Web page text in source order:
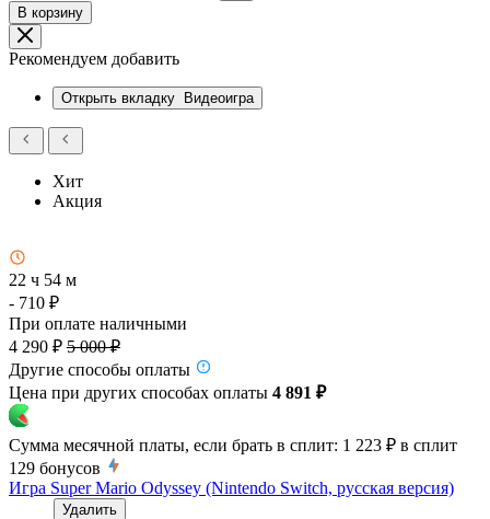
В корзину
Рекомендуем добавить
Открыть вкладку Видеоигра
Хит
Акция
22 ч 54 м
- 710 ₽
При оплате наличными
4 290 ₽ 5 000 ₽
Другие способы оплаты
Цена при других способах оплаты 4 891 ₽
Сумма месячной платы, если брать в сплит: 1 223 ₽ в сплит
129 бонусов
Игра Super Mario Odyssey (Nintendo Switch, русская версия)
Удалить